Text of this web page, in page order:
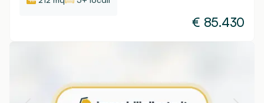
€ 85.430